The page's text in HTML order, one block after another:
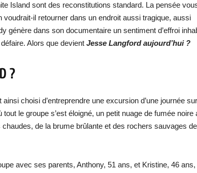
Island sont des reconstitutions standard. La pensée
voudrait-il retourner dans un endroit aussi tragique, aussi
génère dans son documentaire un sentiment d’effroi
Alors que devient Jesse Langfordaujourd’hui ?
?
choisi d’entreprendre une excursion d’une journée sur
le groupe s’est éloigné, un petit nuage de fumée noire
chaudes, de la brume brûlante et des rochers sauvages
avec ses parents, Anthony, 51 ans, et Kristine, 46 ans,